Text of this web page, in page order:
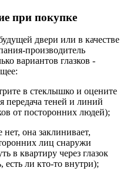
при покупке
двери или в качестве
производитель
вариантов глазков -
в стеклышко и оцените
передача теней и линий
от посторонних людей);
она заклинивает,
лиц снаружи
в квартиру через глазок
ли кто-то внутри);